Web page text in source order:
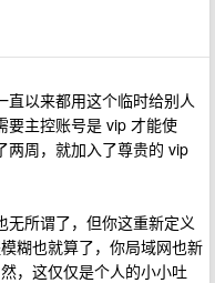
以来都用这个临时给别人
要主控账号是 vip 才能使
两周，就加入了尊贵的 vip
无所谓了，但你这重新定义
糊也就算了，你局域网也新
，这仅仅是个人的小小吐